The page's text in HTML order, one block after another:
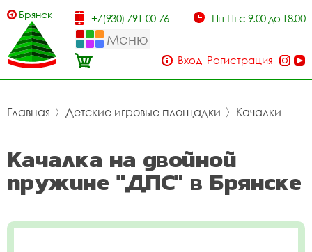
Брянск +7(930) 791-00-76 Пн-Пт с 9.00 до 18.00
Меню
Вход Регистрация
Главная 〉 Детские игровые площадки 〉 Качалки
Качалка на двойной
пружине "ДПС" в Брянске